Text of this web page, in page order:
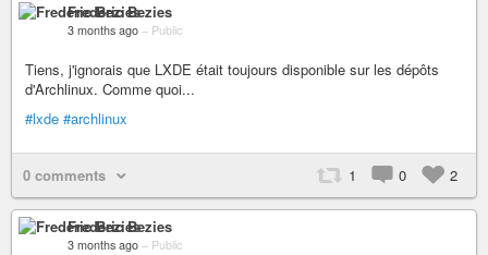
Frederic Bezies
3 months ago – Public
Tiens, j'ignorais que LXDE était toujours disponible sur les dépôts
d'Archlinux. Comme quoi...
#lxde #archlinux
0 comments 1 0 2
Frederic Bezies
3 months ago – Public